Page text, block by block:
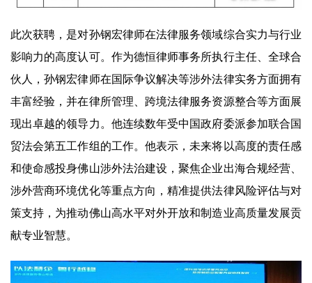
此次获聘，是对孙钢宏律师在法律服务领域综合实力与行业
影响力的高度认可。作为德恒律师事务所执行主任、全球合
伙人，孙钢宏律师在国际争议解决等涉外法律实务方面拥有
丰富经验，并在律所管理、跨境法律服务资源整合等方面展
现出卓越的领导力。他连续数年受中国政府委派参加联合国
贸法会第五工作组的工作。他表示，未来将以高度的责任感
和使命感投身佛山涉外法治建设，聚焦企业出海合规经营、
涉外营商环境优化等重点方向，精准提供法律风险评估与对
策支持，为推动佛山高水平对外开放和制造业高质量发展贡
献专业智慧。